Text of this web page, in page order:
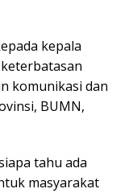
kepala
komunikasi dan
BUMN,
tahu ada
masyarakat